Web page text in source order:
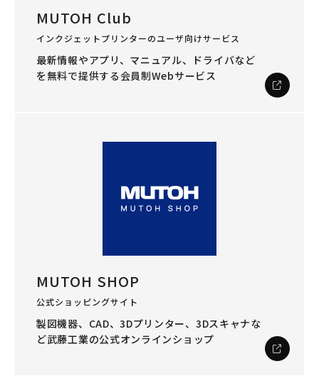
MUTOH Club
インクジェットプリンターのユーザ向けサービス
最新情報やアプリ、マニュアル、ドライバなど
を無料で提供する会員制Webサービス
MUTOH SHOP
公式ショッピングサイト
製図機器、CAD、3Dプリンター、3Dスキャナな
ど武藤工業の公式オンラインショップ